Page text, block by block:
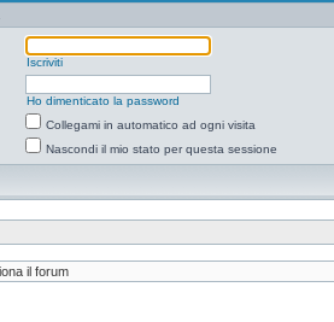
Iscriviti
Ho dimenticato la password
Collegami in automatico ad ogni visita
Nascondi il mio stato per questa sessione